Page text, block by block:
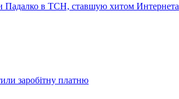
Падалко в ТСН, ставшую хитом Интернета
заробітну платню